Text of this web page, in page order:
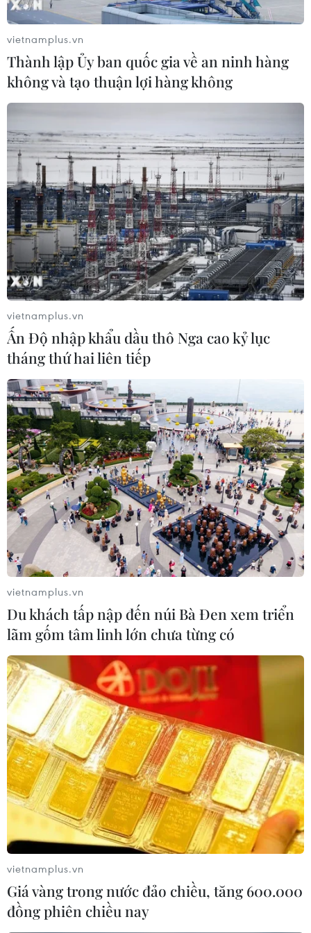
vietnamplus.vn
Thành lập Ủy ban quốc gia về an ninh hàng
không và tạo thuận lợi hàng không
vietnamplus.vn
Ấn Độ nhập khẩu dầu thô Nga cao kỷ lục
tháng thứ hai liên tiếp
vietnamplus.vn
Du khách tấp nập đến núi Bà Đen xem triển
lãm gốm tâm linh lớn chưa từng có
vietnamplus.vn
Giá vàng trong nước đảo chiều, tăng 600.000
đồng phiên chiều nay